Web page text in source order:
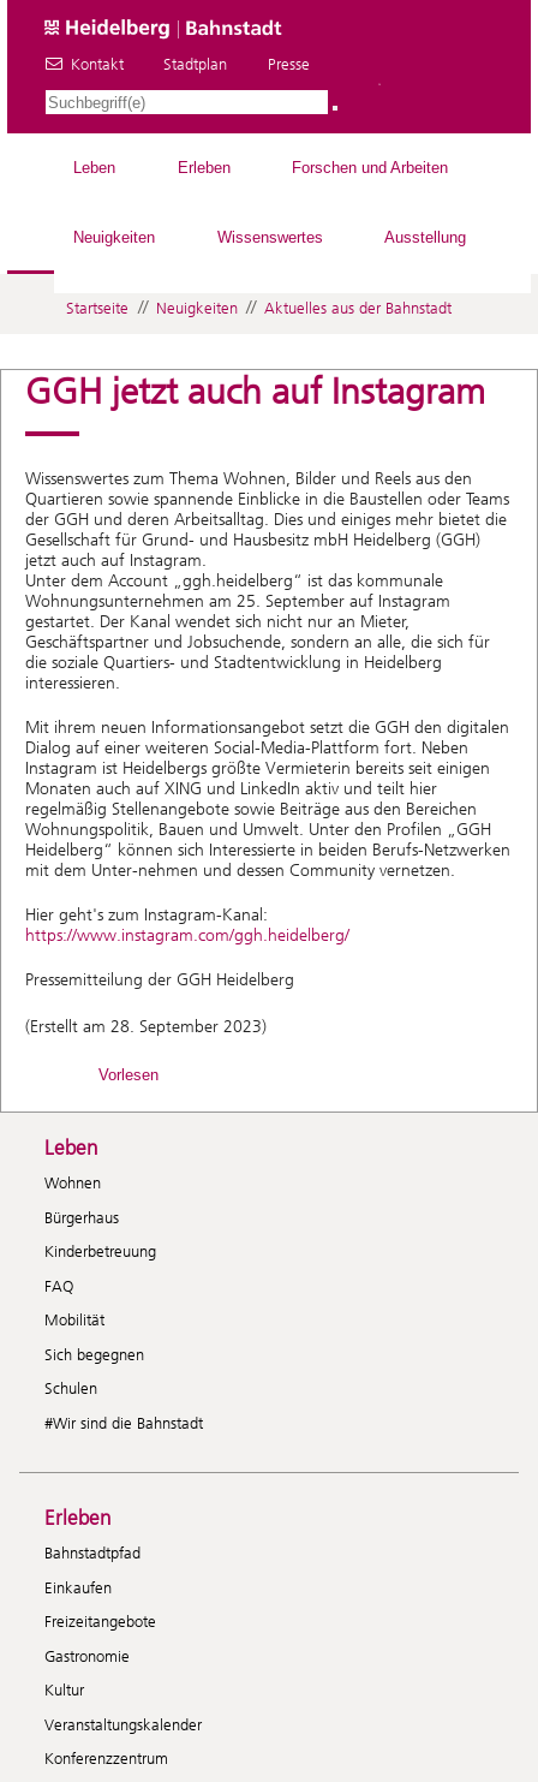
Kontakt Stadtplan Presse
Leben Erleben Forschen und Arbeiten
Neuigkeiten Wissenswertes Ausstellung
Startseite // Neuigkeiten // Aktuelles aus der Bahnstadt
GGH jetzt auch auf Instagram
Wissenswertes zum Thema Wohnen, Bilder und Reels aus den
Quartieren sowie spannende Einblicke in die Baustellen oder Teams
der GGH und deren Arbeitsalltag. Dies und einiges mehr bietet die
Gesellschaft für Grund- und Hausbesitz mbH Heidelberg (GGH)
jetzt auch auf Instagram.
Unter dem Account „ggh.heidelberg“ ist das kommunale
Wohnungsunternehmen am 25. September auf Instagram
gestartet. Der Kanal wendet sich nicht nur an Mieter,
Geschäftspartner und Jobsuchende, sondern an alle, die sich für
die soziale Quartiers- und Stadtentwicklung in Heidelberg
interessieren.
Mit ihrem neuen Informationsangebot setzt die GGH den digitalen
Dialog auf einer weiteren Social-Media-Plattform fort. Neben
Instagram ist Heidelbergs größte Vermieterin bereits seit einigen
Monaten auch auf XING und LinkedIn aktiv und teilt hier
regelmäßig Stellenangebote sowie Beiträge aus den Bereichen
Wohnungspolitik, Bauen und Umwelt. Unter den Profilen „GGH
Heidelberg“ können sich Interessierte in beiden Berufs-Netzwerken
mit dem Unter-nehmen und dessen Community vernetzen.
Hier geht's zum Instagram-Kanal:
https://www.instagram.com/ggh.heidelberg/
Pressemitteilung der GGH Heidelberg
(Erstellt am 28. September 2023)
Vorlesen
Leben
Wohnen
Bürgerhaus
Kinderbetreuung
FAQ
Mobilität
Sich begegnen
Schulen
#Wir sind die Bahnstadt
Erleben
Bahnstadtpfad
Einkaufen
Freizeitangebote
Gastronomie
Kultur
Veranstaltungskalender
Konferenzzentrum